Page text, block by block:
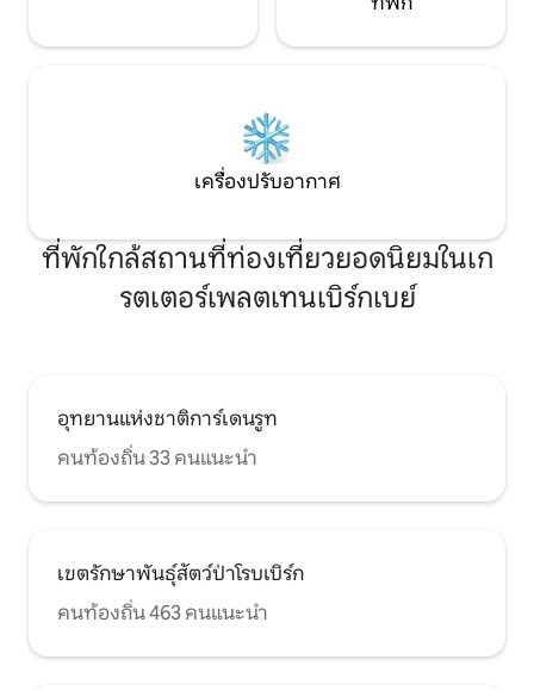
เครื่องปรับอากาศ
ที่พักใกล้สถานที่ท่องเที่ยวยอดนิยมในเก
รตเตอร์เพลตเทนเบิร์กเบย์
อุทยานแห่งชาติการ์เดนรูท
คนท้องถิ่น 33 คนแนะนำ
เขตรักษาพันธุ์สัตว์ป่าโรบเบิร์ก
คนท้องถิ่น 463 คนแนะนำ